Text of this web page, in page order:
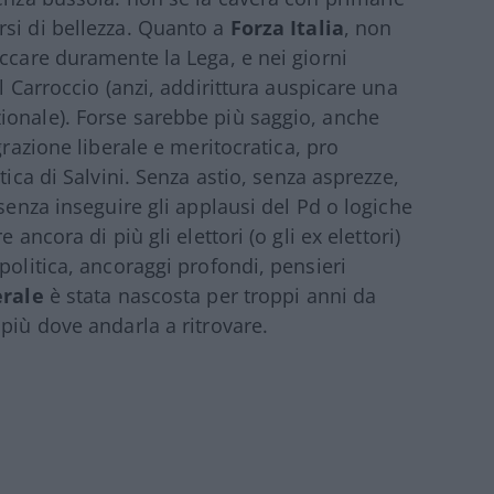
di bellezza. Quanto a Forza Italia, non
duramente la Lega, e nei giorni
(anzi, addirittura auspicare una
Forse sarebbe più saggio, anche
liberale e meritocratica, pro
di Salvini. Senza astio, senza asprezze,
inseguire gli applausi del Pd o logiche
ancora di più gli elettori (o gli ex elettori)
ancoraggi profondi, pensieri
è stata nascosta per troppi anni da
dove andarla a ritrovare.